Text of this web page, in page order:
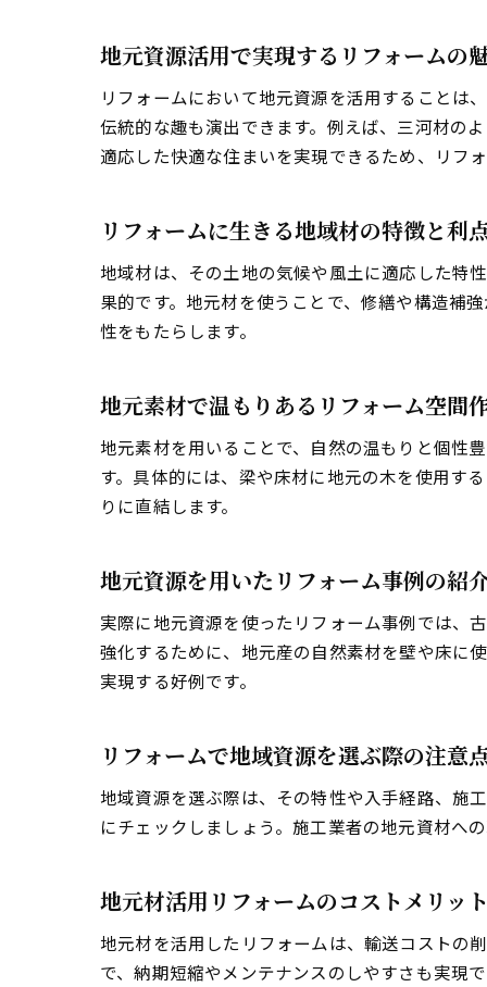
地元資源活用で実現するリフォームの
リフォームにおいて地元資源を活用することは
伝統的な趣も演出できます。例えば、三河材の
適応した快適な住まいを実現できるため、リフ
リフォームに生きる地域材の特徴と利
地域材は、その土地の気候や風土に適応した特
果的です。地元材を使うことで、修繕や構造補
性をもたらします。
地元素材で温もりあるリフォーム空間
地元素材を用いることで、自然の温もりと個性
す。具体的には、梁や床材に地元の木を使用す
りに直結します。
地元資源を用いたリフォーム事例の紹
実際に地元資源を使ったリフォーム事例では、
強化するために、地元産の自然素材を壁や床に
実現する好例です。
リフォームで地域資源を選ぶ際の注意
地域資源を選ぶ際は、その特性や入手経路、施
にチェックしましょう。施工業者の地元資材へ
地元材活用リフォームのコストメリッ
地元材を活用したリフォームは、輸送コストの
で、納期短縮やメンテナンスのしやすさも実現